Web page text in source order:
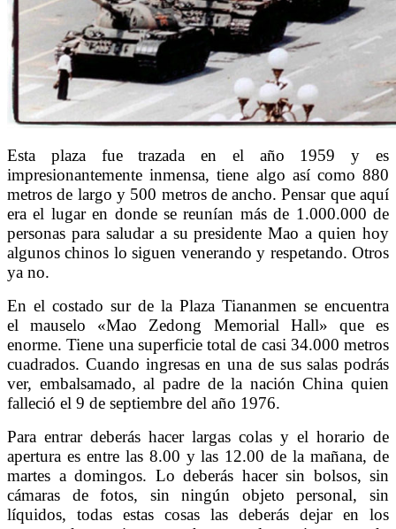
Esta plaza fue trazada en el año 1959 y es
impresionantemente inmensa, tiene algo así como 880
metros de largo y 500 metros de ancho. Pensar que aquí
era el lugar en donde se reunían más de 1.000.000 de
personas para saludar a su presidente Mao a quien hoy
algunos chinos lo siguen venerando y respetando. Otros
ya no.
En el costado sur de la Plaza Tiananmen se encuentra
el mauselo «Mao Zedong Memorial Hall» que es
enorme. Tiene una superficie total de casi 34.000 metros
cuadrados. Cuando ingresas en una de sus salas podrás
ver, embalsamado, al padre de la nación China quien
falleció el 9 de septiembre del año 1976.
Para entrar deberás hacer largas colas y el horario de
apertura es entre las 8.00 y las 12.00 de la mañana, de
martes a domingos. Lo deberás hacer sin bolsos, sin
cámaras de fotos, sin ningún objeto personal, sin
líquidos, todas estas cosas las deberás dejar en los